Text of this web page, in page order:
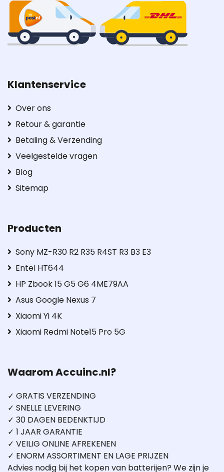
Klantenservice
Over ons
Retour & garantie
Betaling & Verzending
Veelgestelde vragen
Blog
Sitemap
Producten
Sony MZ-R30 R2 R35 R4ST R3 B3 E3
Entel HT644
HP Zbook 15 G5 G6 4ME79AA
Asus Google Nexus 7
Xiaomi Yi 4K
Xiaomi Redmi Note15 Pro 5G
Waarom Accuinc.nl?
✓ GRATIS VERZENDING
✓ SNELLE LEVERING
✓ 30 DAGEN BEDENKTIJD
✓ 1 JAAR GARANTIE
✓ VEILIG ONLINE AFREKENEN
✓ ENORM ASSORTIMENT EN LAGE PRIJZEN
Advies nodig bij het kopen van batterijen? We zijn je